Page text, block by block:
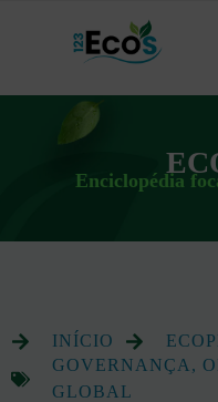
Enciclopédia
INÍCIO
GOVERNANÇA,
GLOBAL